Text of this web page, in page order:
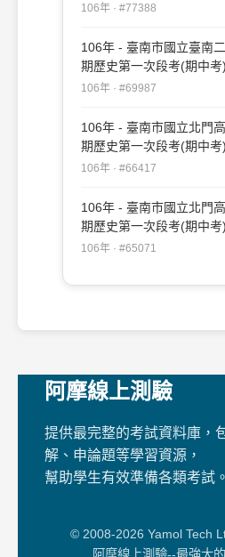
106年 · #77388
106年 - 臺南市國立臺南
期歷史第一次段考(期中
106年 · #69987
106年 - 臺南市國立北門
期歷史第一次段考(期中
106年 · #66417
106年 - 臺南市國立北門
期歷史第一次段考(期中
106年 · #65071
阿摩線上測驗
提供最完整的考試資料庫，
解、申論題等學習資源，
幫助學生有效準備各類考試。
© 2008-2026 Yamol Tech
阿摩線上測驗--最強大